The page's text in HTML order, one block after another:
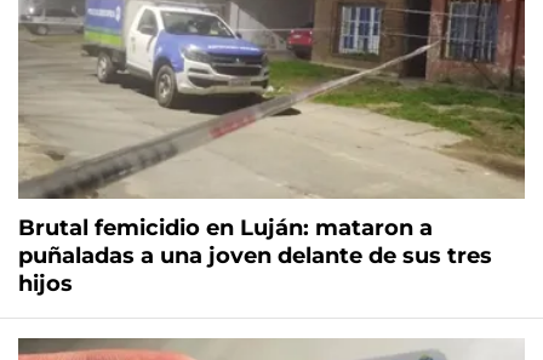
Brutal femicidio en Luján: mataron a
puñaladas a una joven delante de sus tres
hijos